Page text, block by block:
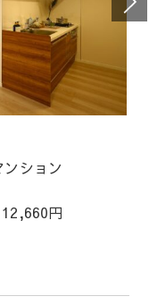
ンション
12,660円